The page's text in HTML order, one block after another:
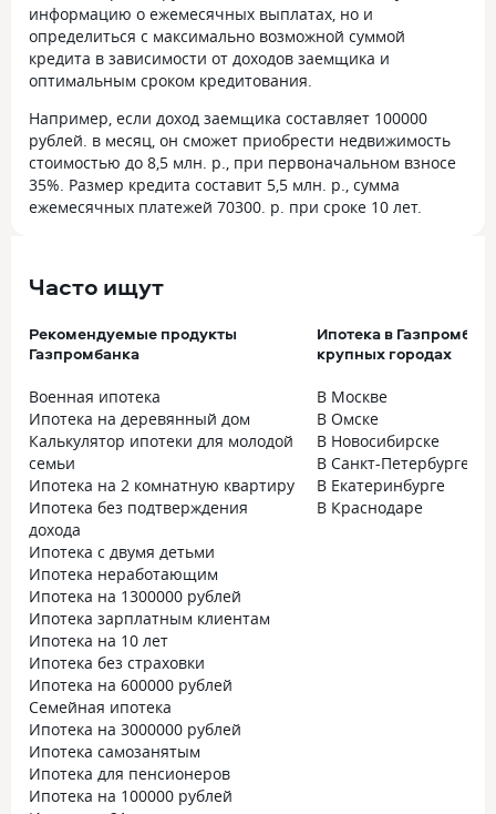
информацию о ежемесячных выплатах, но и
определиться с максимально возможной суммой
кредита в зависимости от доходов заемщика и
оптимальным сроком кредитования.
Например, если доход заемщика составляет 100000
рублей. в месяц, он сможет приобрести недвижимость
стоимостью до 8,5 млн. р., при первоначальном взносе
35%. Размер кредита составит 5,5 млн. р., сумма
ежемесячных платежей 70300. р. при сроке 10 лет.
Часто ищут
Рекомендуемые продукты
Газпромбанка
Военная ипотека
Ипотека на деревянный дом
Калькулятор ипотеки для молодой
семьи
Ипотека на 2 комнатную квартиру
Ипотека без подтверждения
дохода
Ипотека с двумя детьми
Ипотека неработающим
Ипотека на 1300000 рублей
Ипотека зарплатным клиентам
Ипотека на 10 лет
Ипотека без страховки
Ипотека на 600000 рублей
Семейная ипотека
Ипотека на 3000000 рублей
Ипотека самозанятым
Ипотека для пенсионеров
Ипотека на 100000 рублей
Ипотека в
крупных городах
В Москве
В Омске
В Новосибирске
В Санкт-Петербурге
В Екатеринбурге
В Краснодаре